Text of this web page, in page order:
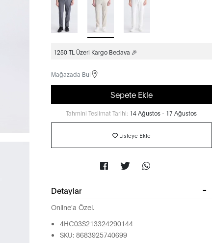
1250 TL Üzeri Kargo Bedava 🎉
Mağazada Bul
Sepete Ekle
Tahmini Teslimat Tarihi: 14 Ağustos - 17 Ağustos
Listeye Ekle
Detaylar
Online'a Özel.
4HC03S213324290144
SKU: 8683925740699